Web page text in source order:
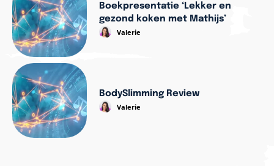
Boekpresentatie ‘Lekker en
gezond koken met Mathijs’
Valerie
BodySlimming Review
Valerie